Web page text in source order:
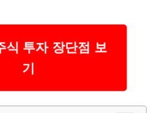
투자 장단점 보
기